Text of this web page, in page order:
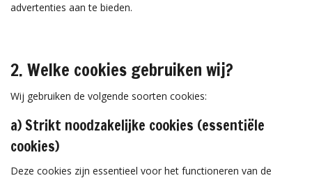
advertenties aan te bieden.
2. Welke cookies gebruiken wij?
Wij gebruiken de volgende soorten cookies:
a) Strikt noodzakelijke cookies (essentiële
cookies)
Deze cookies zijn essentieel voor het functioneren van de